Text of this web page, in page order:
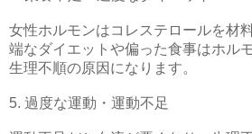
女性ホルモンはコレステロールを材
端なダイエットや偏った食事はホル
生理不順の原因になります。
5. 過度な運動・運動不足